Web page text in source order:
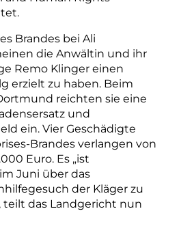
Brandes bei Ali
die Anwältin und ihr
Remo Klinger einen
erzielt zu haben. Beim
reichten sie eine
und
ein. Vier Geschädigte
Brandes verlangen von
Euro. Es „ist
Juni über das
der Kläger zu
teilt das Landgericht nun